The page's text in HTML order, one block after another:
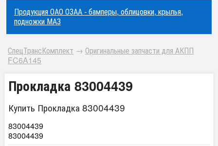
Продукция ОАО ОЗАА - бамперы, облицовки, крылья,
подножки МАЗ
СпецТрансКомплект → Оригинальные запчасти для АКПП
FC6A145
Прокладка 83004439
Купить Прокладка 83004439
83004439
83004439